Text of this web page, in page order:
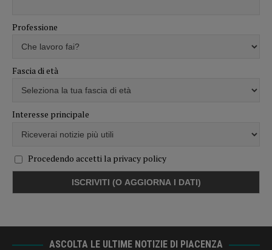
Professione
Fascia di età
Interesse principale
Procedendo accetti la privacy policy
ASCOLTA LE ULTIME NOTIZIE DI PIACENZA